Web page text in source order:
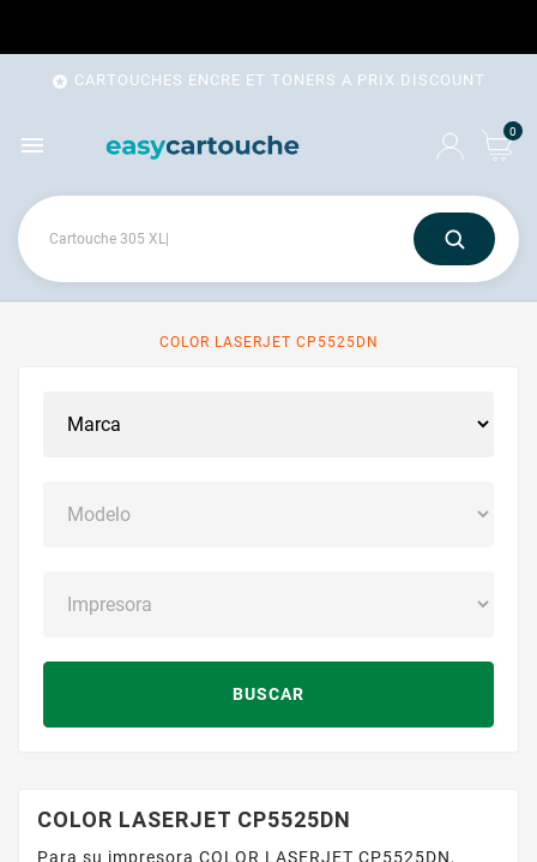
 CARTOUCHES ENCRE ET TONERS A PRIX DISCOUNT
 0
COLOR LASERJET CP5525DN
BUSCAR
COLOR LASERJET CP5525DN
Para su impresora COLOR LASERJET CP5525DN,